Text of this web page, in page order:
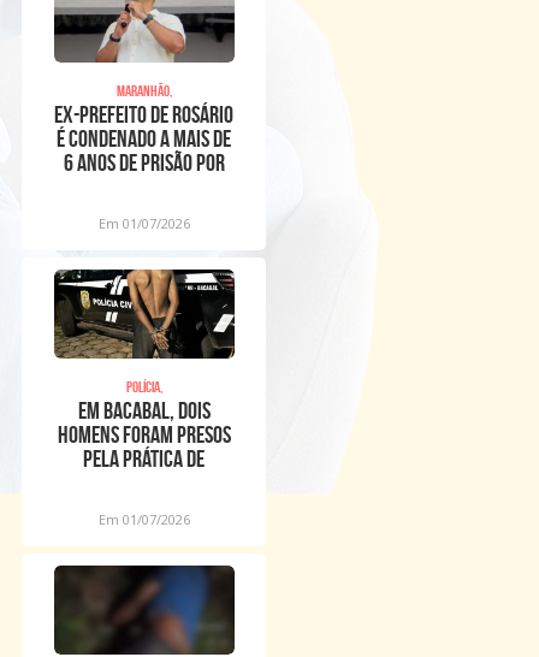
Maranhão,
Ex-prefeito de Rosário
é condenado a mais de
6 anos de prisão por
Em 01/07/2026
Polícia,
EM BACABAL, DOIS
HOMENS FORAM PRESOS
PELA PRÁTICA DE
Em 01/07/2026